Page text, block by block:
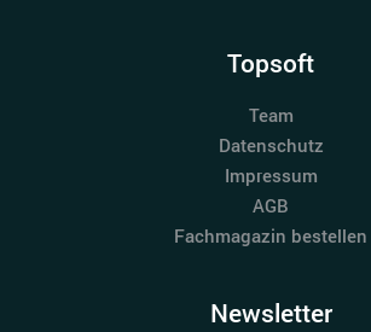
Topsoft
Team
Datenschutz
Impressum
AGB
Fachmagazin bestellen
Newsletter